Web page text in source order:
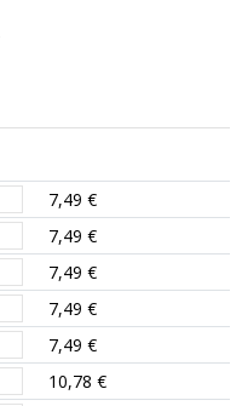
7,49 €
7,49 €
7,49 €
7,49 €
7,49 €
10,78 €